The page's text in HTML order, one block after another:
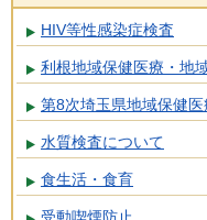
HIV等性感染症検査
利根地域保健医療・地
第8次埼玉県地域保健
水質検査について
食生活・食育